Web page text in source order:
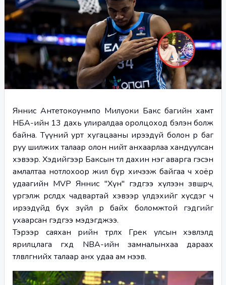
Яннис Антетокоунмпо Милуоки Бакс багийн хамт
НБА-ийн 13 дахь улиралдаа оролцоход бэлэн болж
байна. Түүний урт хугацааны ирээдүй болон өөр баг
руу шилжих талаар олон нийт анхаарлаа хандуулсан
хэвээр. Хэдийгээр Баксын төлөө дахин нэг аварга гэсэн
амлалтаа нотлохоор жил бүр хичээж байгаа ч хоёр
удаагийн MVP Яннис "Хүн" гэдгээ хүлээн зөвшөөрч,
үргэлж өрсөлдөх чадвартай хэвээр үлдэхийг хүсдэг ч
ирээдүйд бүх зүйл өөр байх боломжтой гэдгийг
ухаарсан гэдгээ мэдэгджээ.
Тэрөээр саяхан өөрийн төрөлх Грек улсын хэвлэлд
ярилцлага өгөхдөө NBA-ийн замналынхаа дараах
төлөвлөгөөнийхөө талаар анх удаа ам нээв.